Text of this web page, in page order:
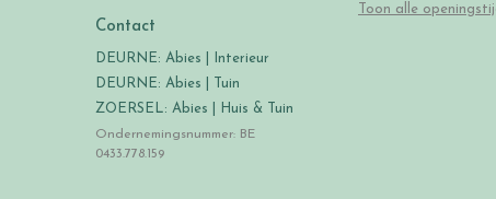
Contact
DEURNE: Abies | Interieur
DEURNE: Abies | Tuin
ZOERSEL: Abies | Huis & Tuin
Ondernemingsnummer: BE
0433.778.159
Toon alle